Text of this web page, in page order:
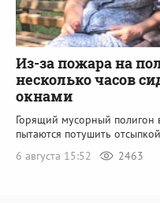
Из-за пожара на
несколько часов
окнами
Горящий мусорный полигон
пытаются потушить
6 августа 15:52
2463